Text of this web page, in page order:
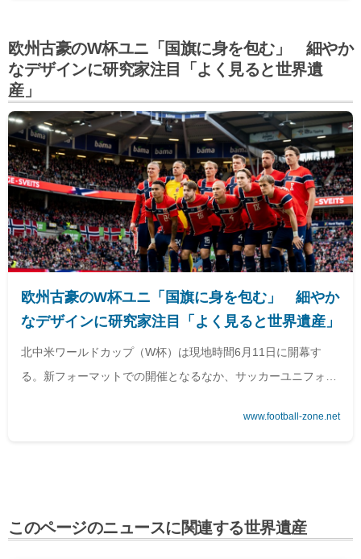
欧州古豪のW杯ユニ「国旗に身を包む」 細やか
なデザインに研究家注目「よく見ると世界遺
産」
欧州古豪のW杯ユニ「国旗に身を包む」 細やか
なデザインに研究家注目「よく見ると世界遺産」
北中米ワールドカップ（W杯）は現地時間6月11日に開幕す
る。新フォーマットでの開催となるなか、サッカーユニフォー
www.football-zone.net
このページのニュースに関連する世界遺産